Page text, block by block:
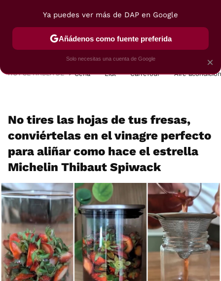
POSTRES VIAJES SELECCIÓN VEGUI
HOY SE HABLA DE Cena Lidl Carrefour Aire
No tires las hojas de tus fresas,
conviértelas en el vinagre perfecto
para aliñar como hace el estrella
Michelin Thibaut Spiwack
×
Ya puedes ver más de DAP en Google
Añádenos como fuente preferida
Solo necesitas una cuenta de Google